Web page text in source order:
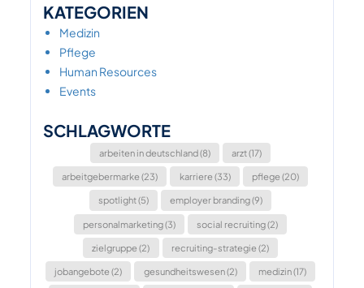
KATEGORIEN
Medizin
Pflege
Human Resources
Events
SCHLAGWORTE
arbeiten in deutschland (8) arzt (17)
arbeitgebermarke (23) karriere (33) pflege (20)
spotlight (5) employer branding (9)
personalmarketing (3) social recruiting (2)
zielgruppe (2) recruiting-strategie (2)
jobangebote (2) gesundheitswesen (2) medizin (17)